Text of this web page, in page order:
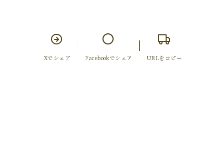
Xでシェア Facebookでシェア URLをコピー